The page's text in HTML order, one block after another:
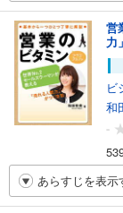
営
力
ビ
和
-
あらすじを表示